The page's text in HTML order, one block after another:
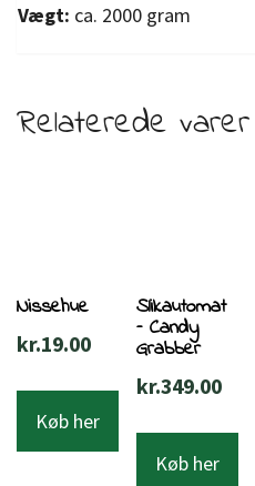
Vægt: ca. 2000 gram
Relaterede varer
Nissehue
kr.19.00
Køb her
Slikautomat
– Candy
Grabber
kr.349.00
Køb her